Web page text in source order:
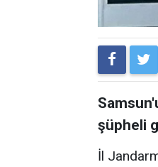
şüpheli
İl